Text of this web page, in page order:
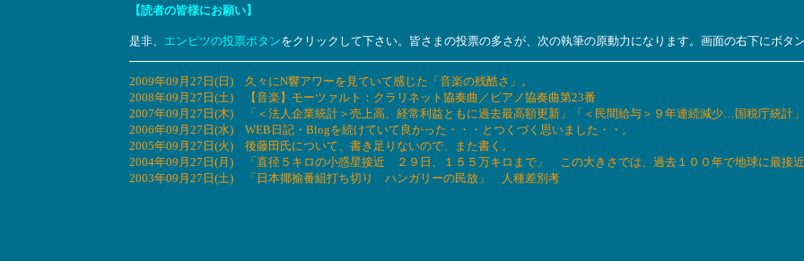
【読者の皆様にお願い】
是非、 エンピツの投票ボタンをクリックして下さい。皆さまの投票の多さが、次の執筆の原動力になります。画面の右下にボタ
2009年09月27日(日) 久々にN響アワーを見ていて感じた「音楽の残酷さ」。
2008年09月27日(土) 【音楽】モーツァルト：クラリネット協奏曲／ピアノ協奏曲第23番
2007年09月27日(木) 「＜法人企業統計＞売上高、経常利益ともに過去最高額更新」「＜民間給与＞９年連続減少…国税庁統計
2006年09月27日(水) WEB日記・Blogを続けていて良かった・・・とつくづく思いました・・。
2005年09月27日(火) 後藤田氏について、書き足りないので、また書く。
2004年09月27日(月) 「直径５キロの小惑星接近 ２９日、１５５万キロまで」 この大きさでは、過去１００年で地球に最接
2003年09月27日(土) 「日本揶揄番組打ち切り ハンガリーの民放」 人種差別考